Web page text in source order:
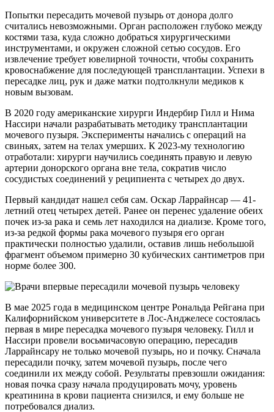
Попытки пересадить мочевой пузырь от донора долго
считались невозможными. Орган расположен глубоко между
костями таза, куда сложно добраться хирургическими
инструментами, и окружен сложной сетью сосудов. Его
извлечение требует ювелирной точности, чтобы сохранить
кровоснабжение для последующей трансплантации. Успехи в
пересадке лиц, рук и даже матки подтолкнули медиков к
новым вызовам.
В 2020 году американские хирурги Индербир Гилл и Нима
Нассири начали разрабатывать методику трансплантации
мочевого пузыря. Эксперименты начались с операций на
свиньях, затем на телах умерших. К 2023-му технологию
отработали: хирурги научились соединять правую и левую
артерии донорского органа вне тела, сократив число
сосудистых соединений у реципиента с четырех до двух.
Первый кандидат нашел себя сам. Оскар Ларрайнсар — 41-
летний отец четырех детей. Ранее он перенес удаление обеих
почек из-за рака и семь лет находился на диализе. Кроме того,
из-за редкой формы рака мочевого пузыря его орган
практически полностью удалили, оставив лишь небольшой
фрагмент объемом примерно 30 кубических сантиметров при
норме более 300.
В мае 2025 года в медицинском центре Рональда Рейгана при
Калифорнийском университете в Лос-Анджелесе состоялась
первая в мире пересадка мочевого пузыря человеку. Гилл и
Нассири провели восьмичасовую операцию, пересадив
Ларрайнсару не только мочевой пузырь, но и почку. Сначала
пересадили почку, затем мочевой пузырь, после чего
соединили их между собой. Результаты превзошли ожидания:
новая почка сразу начала продуцировать мочу, уровень
креатинина в крови пациента снизился, и ему больше не
потребовался диализ.